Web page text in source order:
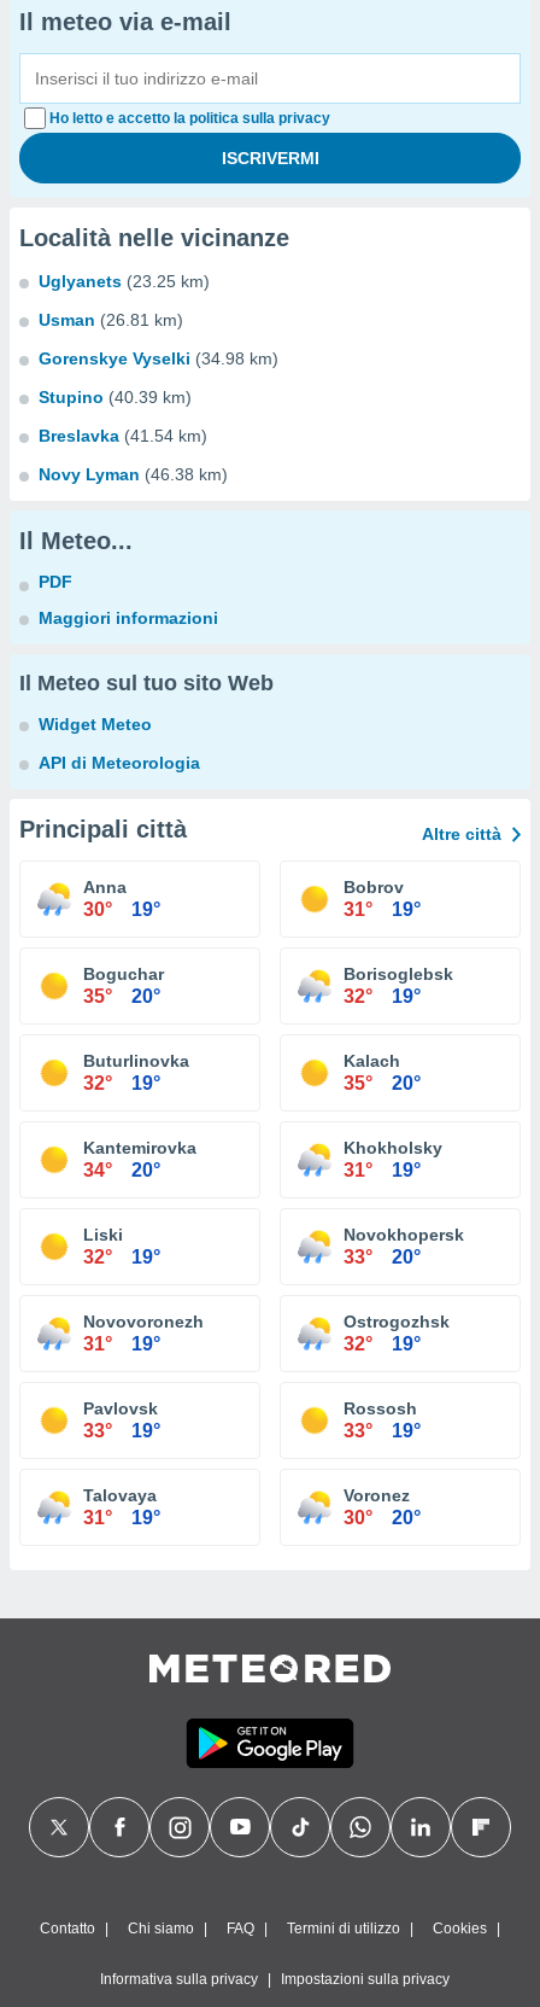
Il meteo via e-mail
Ho letto e accetto la politica sulla privacy
Località nelle vicinanze
Uglyanets (23.25 km)
Usman (26.81 km)
Gorenskye Vyselki (34.98 km)
Stupino (40.39 km)
Breslavka (41.54 km)
Novy Lyman (46.38 km)
Il Meteo...
PDF
Maggiori informazioni
Il Meteo sul tuo sito Web
Widget Meteo
API di Meteorologia
Principali città Altre città
Anna
30° 19°
Bobrov
31° 19°
Boguchar
35° 20°
Borisoglebsk
32° 19°
Buturlinovka
32° 19°
Kalach
35° 20°
Kantemirovka
34° 20°
Khokholsky
31° 19°
Liski
32° 19°
Novokhopersk
33° 20°
Novovoronezh
31° 19°
Ostrogozhsk
32° 19°
Pavlovsk
33° 19°
Rossosh
33° 19°
Talovaya
31° 19°
Voronez
30° 20°
Contatto Chi siamo FAQ Termini di utilizzo Cookies
Informativa sulla privacy Impostazioni sulla privacy